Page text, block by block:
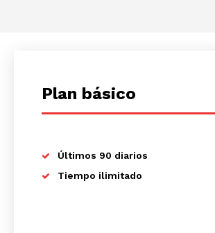
Plan básico
Últimos 90 diarios
Tiempo ilimitado